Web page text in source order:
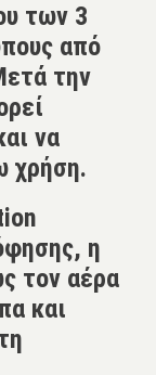
των 3
από
την
να
χρήση.
η
τον αέρα
και